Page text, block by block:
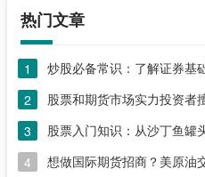
热门文章
1
炒股必备常识：了解证券基
2
3
4
想做国际期货招商？美原油